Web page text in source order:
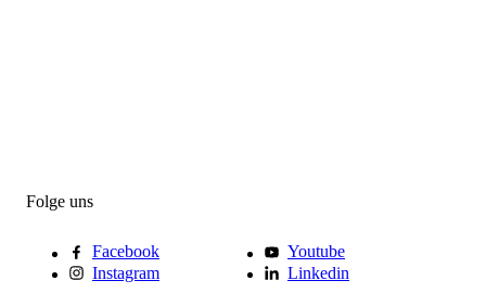
Folge uns
Facebook
Youtube
Instagram
Linkedin